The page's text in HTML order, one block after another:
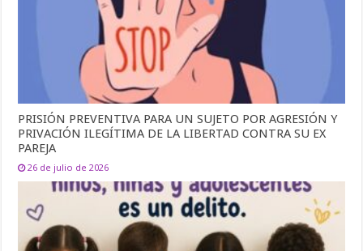
PRISIÓN PREVENTIVA PARA UN SUJETO POR AGRESIÓN Y
PRIVACIÓN ILEGÍTIMA DE LA LIBERTAD CONTRA SU EX
PAREJA
26 de julio de 2026